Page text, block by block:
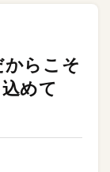
らこそ
めて